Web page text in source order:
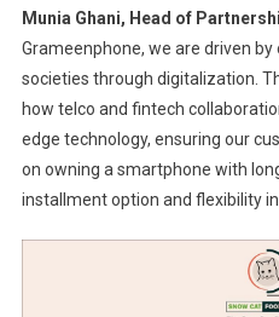
Munia Ghani, Head of
Grameenphone, we are driven
societies through digitalization.
how telco and fintech
edge technology, ensuring our
on owning a smartphone with
installment option and flexibility